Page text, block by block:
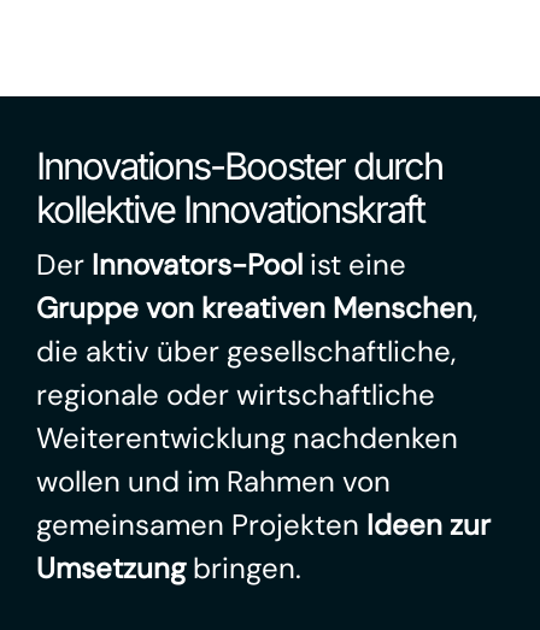
Innovations-Booster durch
kollektive Innovationskraft
Der Innovators-Pool ist eine
Gruppe von kreativen Menschen,
die aktiv über gesellschaftliche,
regionale oder wirtschaftliche
Weiterentwicklung nachdenken
wollen und im Rahmen von
gemeinsamen Projekten Ideen zur
Umsetzungbringen.